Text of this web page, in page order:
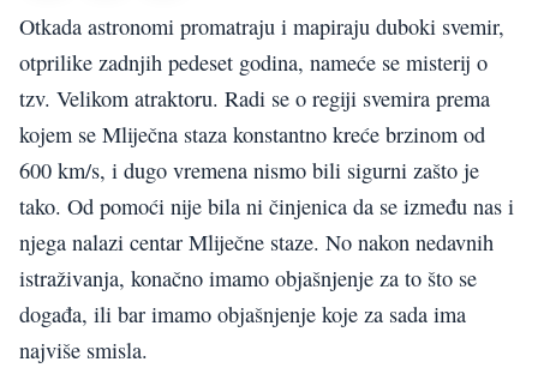
Otkada astronomi promatraju i mapiraju duboki svemir,
otprilike zadnjih pedeset godina, nameće se misterij o
tzv. Velikom atraktoru. Radi se o regiji svemira prema
kojem se Mliječna staza konstantno kreće brzinom od
600 km/s, i dugo vremena nismo bili sigurni zašto je
tako. Od pomoći nije bila ni činjenica da se između nas i
njega nalazi centar Mliječne staze. No nakon nedavnih
istraživanja, konačno imamo objašnjenje za to što se
događa, ili bar imamo objašnjenje koje za sada ima
najviše smisla.